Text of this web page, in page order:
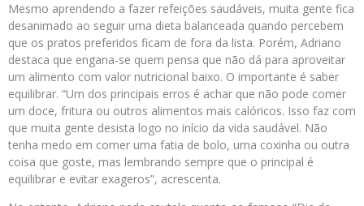
Mesmo aprendendo a fazer refeições saudáveis, muita gente fica
desanimado ao seguir uma dieta balanceada quando percebem
que os pratos preferidos ficam de fora da lista. Porém, Adriano
destaca que engana-se quem pensa que não dá para aproveitar
um alimento com valor nutricional baixo. O importante é saber
equilibrar. “Um dos principais erros é achar que não pode comer
um doce, fritura ou outros alimentos mais calóricos. Isso faz com
que muita gente desista logo no início da vida saudável. Não
tenha medo em comer uma fatia de bolo, uma coxinha ou outra
coisa que goste, mas lembrando sempre que o principal é
equilibrar e evitar exageros”, acrescenta.